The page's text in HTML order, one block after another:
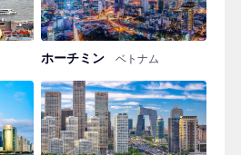
ホーチミン ベトナム